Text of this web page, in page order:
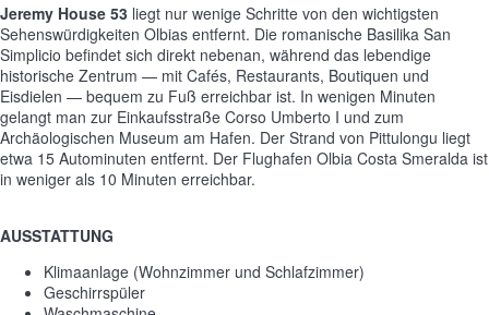
Jeremy House 53 liegt nur wenige Schritte von den wichtigsten
Sehenswürdigkeiten Olbias entfernt. Die romanische Basilika San
Simplicio befindet sich direkt nebenan, während das lebendige
historische Zentrum — mit Cafés, Restaurants, Boutiquen und
Eisdielen — bequem zu Fuß erreichbar ist. In wenigen Minuten
gelangt man zur Einkaufsstraße Corso Umberto I und zum
Archäologischen Museum am Hafen. Der Strand von Pittulongu liegt
etwa 15 Autominuten entfernt. Der Flughafen Olbia Costa Smeralda ist
in weniger als 10 Minuten erreichbar.
AUSSTATTUNG
Klimaanlage (Wohnzimmer und Schlafzimmer)
Geschirrspüler